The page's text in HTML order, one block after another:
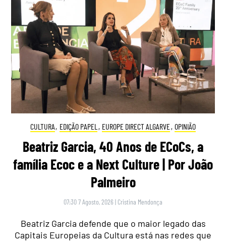
CULTURA, EDIÇÃO PAPEL , EUROPE DIRECT ALGARVE, OPINIÃO
Beatriz Garcia, 40 Anos de ECoCs, a
família Ecoc e a Next Culture | Por João
Palmeiro
07:30 7 Agosto, 2026 | Cristina Mendonça
Beatriz Garcia defende que o maior legado das
Capitais Europeias da Cultura está nas redes que